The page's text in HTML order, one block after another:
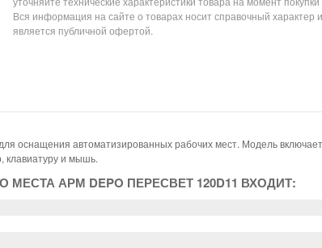
Вся информация на сайте о товарах носит справочный характер
является публичной офертой.
оснащения автоматизированных рабочих мест. Модель
клавиатуру и мышь.
АРМ DEPO ПЕРЕСВЕТ 120D11 ВХОДИТ: